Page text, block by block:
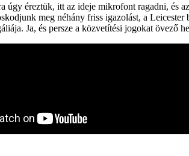
úgy éreztük, itt az ideje mikrofont ragadni, és
meg néhány friss igazolást, a
Ja, és persze a közvetítési jogokat övező